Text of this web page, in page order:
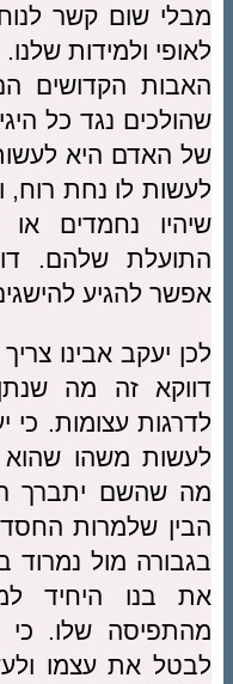
מבלי שום קשר
לאופי ולמידות
האבות הקדושים
שהולכים נגד כל
של האדם היא
לעשות לו נחת
שיהיו נחמדים
התועלת שלהם.
אפשר להגיע
לכן יעקב אבינו
דווקא זה מה
לדרגות עצומות. כי
לעשות משהו
מה שהשם יתברך
הבין שלמרות
בגבורה מול
את בנו היחיד
מהתפיסה שלו. כי
לבטל את עצמו